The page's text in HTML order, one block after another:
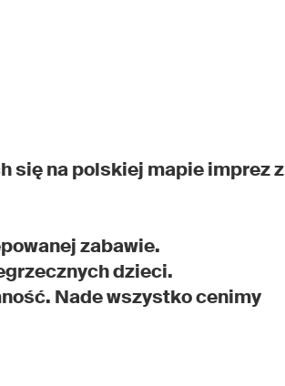
się na polskiej mapie imprez z
zabawie.
dzieci.
Nade wszystko cenimy